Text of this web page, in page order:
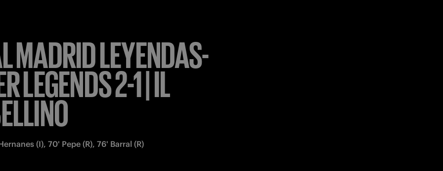
MADRID LEYENDAS-
LEGENDS 2-1 | IL
(I), 70' Pepe (R), 76' Barral (R)